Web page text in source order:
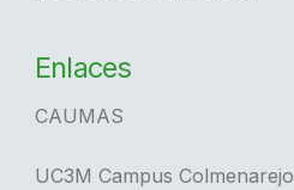
Enlaces
CAUMAS
UC3M Campus Colmenarejo